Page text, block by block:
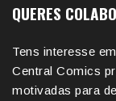
QUERES
Tens interesse
Central Comics
motivadas para